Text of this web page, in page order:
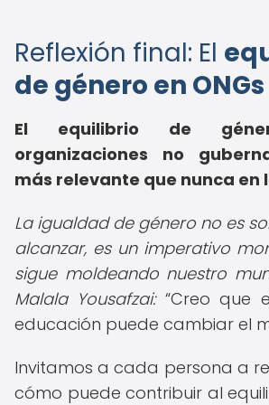
Reflexión final: El
de género en ONGs
El equilibrio de
organizaciones no
más relevante que nunca
La igualdad de género no es
alcanzar, es un imperativo
sigue moldeando nuestro
Malala Yousafzai: Creo que
educación puede cambiar el
Invitamos a cada persona a
cómo puede contribuir al